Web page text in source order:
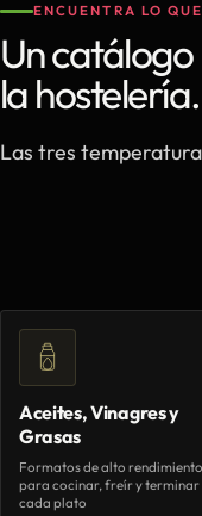
ENCUENTRA LO
Un
la hostelería.
Las tres
Aceites, Vinagres y
Grasas
Formatos de alto rendimiento
para cocinar, freír y terminar
cada plato